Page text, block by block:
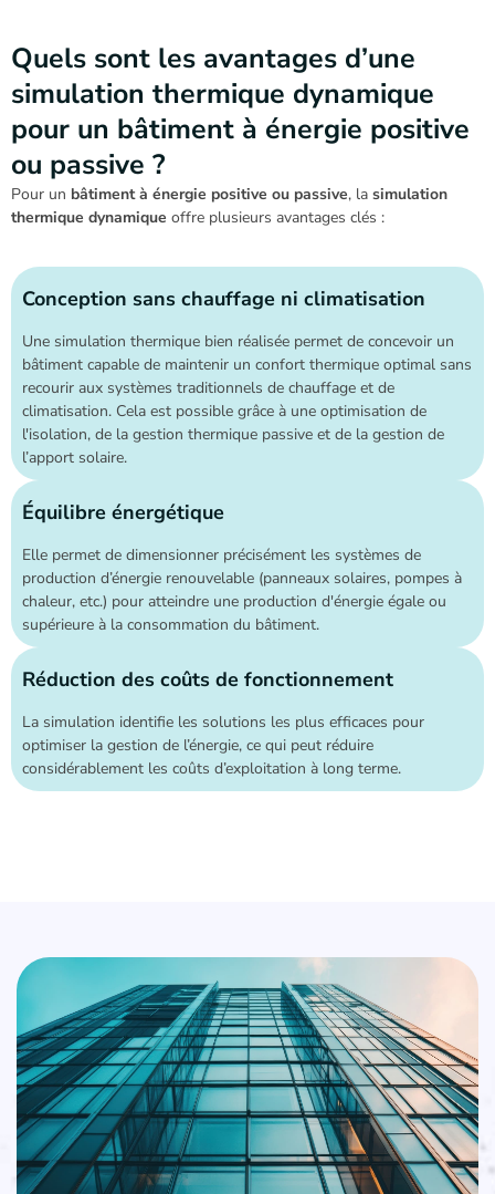
Quels sont les avantages d’une
simulation thermique dynamique
pour un bâtiment à énergie positive
ou passive ?
Pour un bâtiment à énergie positive ou passive, la simulation
thermique dynamique offre plusieurs avantages clés :
Conception sans chauffage ni climatisation
Une simulation thermique bien réalisée permet de concevoir un
bâtiment capable de maintenir un confort thermique optimal sans
recourir aux systèmes traditionnels de chauffage et de
climatisation. Cela est possible grâce à une optimisation de
l'isolation, de la gestion thermique passive et de la gestion de
l’apport solaire.
Équilibre énergétique
Elle permet de dimensionner précisément les systèmes de
production d’énergie renouvelable (panneaux solaires, pompes à
chaleur, etc.) pour atteindre une production d'énergie égale ou
supérieure à la consommation du bâtiment.
Réduction des coûts de fonctionnement
La simulation identifie les solutions les plus efficaces pour
optimiser la gestion de l’énergie, ce qui peut réduire
considérablement les coûts d’exploitation à long terme.